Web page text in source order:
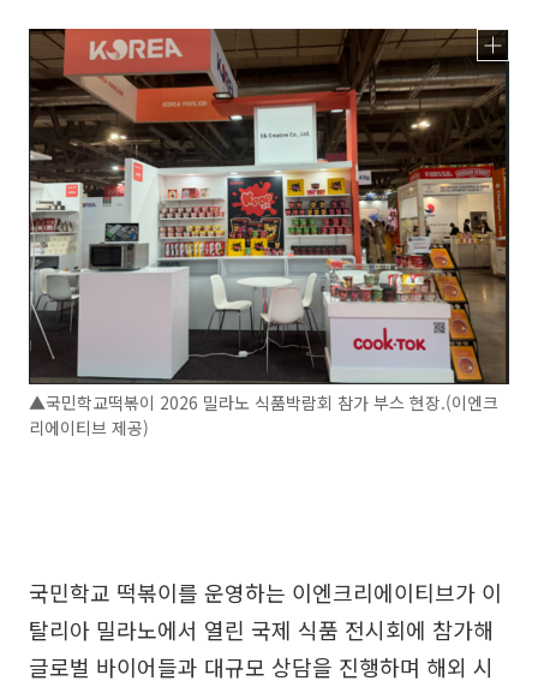
▲국민학교떡볶이 2026 밀라노 식품박람회 참가 부스 현장.(이엔크
리에이티브 제공)
국민학교 떡볶이를 운영하는 이엔크리에이티브가 이
탈리아 밀라노에서 열린 국제 식품 전시회에 참가해
글로벌 바이어들과 대규모 상담을 진행하며 해외 시